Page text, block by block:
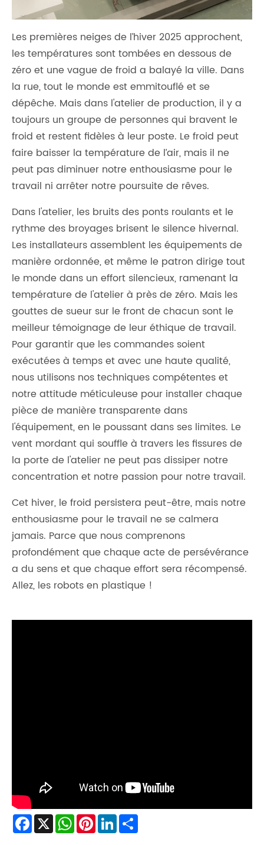
Les premières neiges de l’hiver 2025 approchent,
les températures sont tombées en dessous de
zéro et une vague de froid a balayé la ville. Dans
la rue, tout le monde est emmitouflé et se
dépêche. Mais dans l'atelier de production, il y a
toujours un groupe de personnes qui bravent le
froid et restent fidèles à leur poste. Le froid peut
faire baisser la température de l’air, mais il ne
peut pas diminuer notre enthousiasme pour le
travail ni arrêter notre poursuite de rêves.
Dans l'atelier, les bruits des ponts roulants et le
rythme des broyages brisent le silence hivernal.
Les installateurs assemblent les équipements de
manière ordonnée, et même le patron dirige tout
le monde dans un effort silencieux, ramenant la
température de l'atelier à près de zéro. Mais les
gouttes de sueur sur le front de chacun sont le
meilleur témoignage de leur éthique de travail.
Pour garantir que les commandes soient
exécutées à temps et avec une haute qualité,
nous utilisons nos techniques compétentes et
notre attitude méticuleuse pour installer chaque
pièce de manière transparente dans
l'équipement, en le poussant dans ses limites. Le
vent mordant qui souffle à travers les fissures de
la porte de l'atelier ne peut pas dissiper notre
concentration et notre passion pour notre travail.
Cet hiver, le froid persistera peut-être, mais notre
enthousiasme pour le travail ne se calmera
jamais. Parce que nous comprenons
profondément que chaque acte de persévérance
a du sens et que chaque effort sera récompensé.
Allez, les robots en plastique !
Facebook
X WhatsApp
Pinterest
LinkedIn